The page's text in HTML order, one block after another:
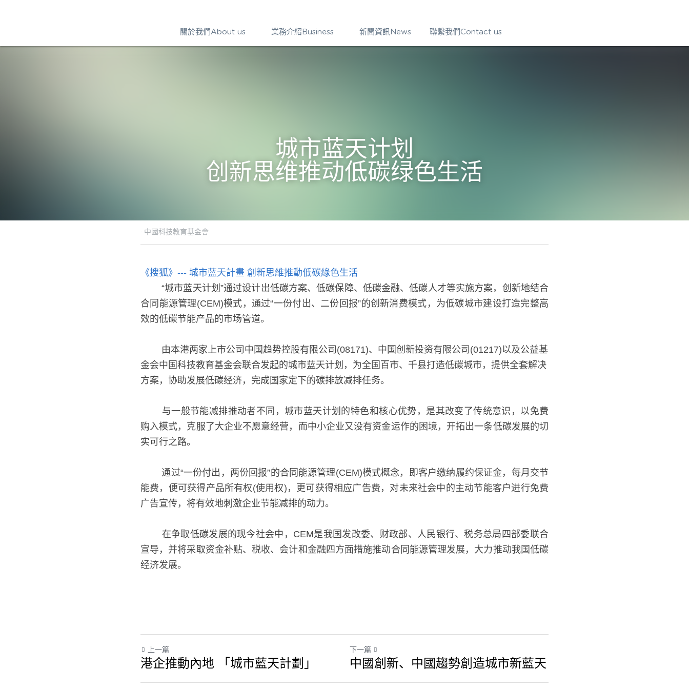
關於我們About us 業務介紹Business 新聞資訊News 聯繫我們Contact us
城市蓝天计划
创新思维推动低碳绿色生活
2011年10月24日·中國科技教育基金會
《搜狐》--- 城市藍天計畫 創新思維推動低碳綠色生活
“城市蓝天计划”通过设计出低碳方案、低碳保障、低碳金融、低碳人才等实施方案，创新地结合
合同能源管理(CEM)模式，通过“一份付出、二份回报”的创新消费模式，为低碳城市建设打造完整高
效的低碳节能产品的市场管道。
由本港两家上市公司中国趋势控股有限公司(08171)、中国创新投资有限公司(01217)以及公益基
金会中国科技教育基金会联合发起的城市蓝天计划，为全国百市、千县打造低碳城市，提供全套解决
方案，协助发展低碳经济，完成国家定下的碳排放减排任务。
与一般节能减排推动者不同，城市蓝天计划的特色和核心优势，是其改变了传统意识，以免费
购入模式，克服了大企业不愿意经营，而中小企业又没有资金运作的困境，开拓出一条低碳发展的切
实可行之路。
通过“一份付出，两份回报”的合同能源管理(CEM)模式概念，即客户缴纳履约保证金，每月交节
能费，便可获得产品所有权(使用权)，更可获得相应广告费，对未来社会中的主动节能客户进行免费
广告宣传，将有效地刺激企业节能减排的动力。
在争取低碳发展的现今社会中，CEM是我国发改委、财政部、人民银行、税务总局四部委联合
宣导，并将采取资金补贴、税收、会计和金融四方面措施推动合同能源管理发展，大力推动我国低碳
经济发展。
上一篇
港企推動內地 「城市藍天計劃」
下一篇
中國創新、中國趨勢創造城市新藍天